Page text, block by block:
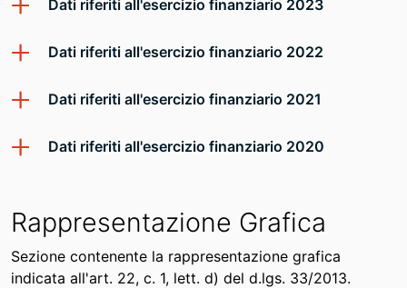
Dati riferiti all'esercizio finanziario 2023
Dati riferiti all'esercizio finanziario 2022
Dati riferiti all'esercizio finanziario 2021
Dati riferiti all'esercizio finanziario 2020
Rappresentazione Grafica
Sezione contenente la rappresentazione grafica
indicata all'art. 22, c. 1, lett. d) del d.lgs. 33/2013.